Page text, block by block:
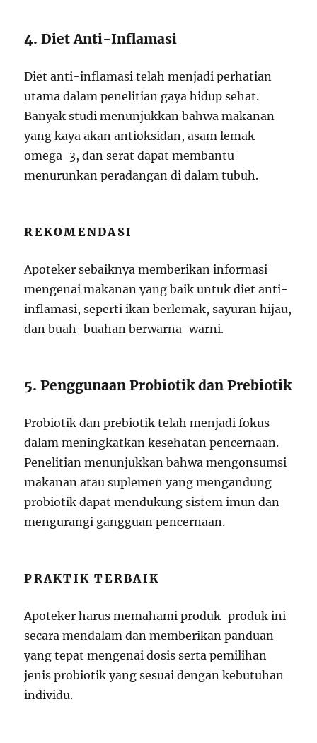
4. Diet Anti-Inflamasi
Diet anti-inflamasi telah menjadi perhatian
utama dalam penelitian gaya hidup sehat.
Banyak studi menunjukkan bahwa makanan
yang kaya akan antioksidan, asam lemak
omega-3, dan serat dapat membantu
menurunkan peradangan di dalam tubuh.
REKOMENDASI
Apoteker sebaiknya memberikan informasi
mengenai makanan yang baik untuk diet anti-
inflamasi, seperti ikan berlemak, sayuran hijau,
dan buah-buahan berwarna-warni.
5. Penggunaan Probiotik dan Prebiotik
Probiotik dan prebiotik telah menjadi fokus
dalam meningkatkan kesehatan pencernaan.
Penelitian menunjukkan bahwa mengonsumsi
makanan atau suplemen yang mengandung
probiotik dapat mendukung sistem imun dan
mengurangi gangguan pencernaan.
PRAKTIK TERBAIK
Apoteker harus memahami produk-produk ini
secara mendalam dan memberikan panduan
yang tepat mengenai dosis serta pemilihan
jenis probiotik yang sesuai dengan kebutuhan
individu.